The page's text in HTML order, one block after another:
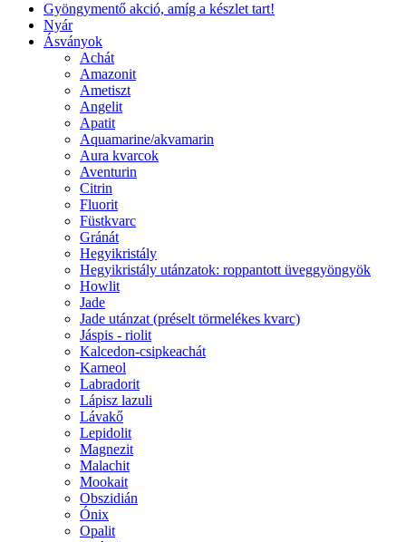
Gyöngymentő akció, amíg a készlet tart!
Nyár
Ásványok
Achát
Amazonit
Ametiszt
Angelit
Apatit
Aquamarine/akvamarin
Aura kvarcok
Aventurin
Citrin
Fluorit
Füstkvarc
Gránát
Hegyikristály
Hegyikristály utánzatok: roppantott üveggyöngyök
Howlit
Jade
Jade utánzat (préselt törmelékes kvarc)
Jáspis - riolit
Kalcedon-csipkeachát
Karneol
Labradorit
Lápisz lazuli
Lávakő
Lepidolit
Magnezit
Malachit
Mookait
Obszidián
Ónix
Opalit